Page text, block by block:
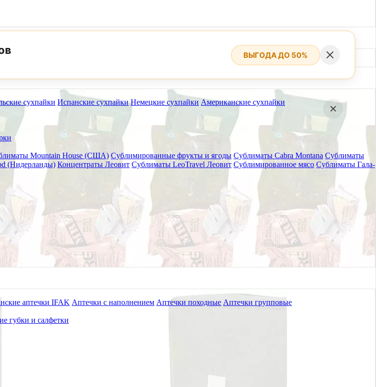
сухпайки Испанские сухпайки Немецкие сухпайки Американские сухпайки
Mountain House (США) Сублимированные фрукты и ягоды Сублиматы Cabra Montana Сублиматы
(Нидерланды) Концентраты Леовит Сублиматы LeoTravel Леовит Сублимированное мясо Сублиматы Гала-
аптечки IFAK Аптечки с наполнением Аптечки походные Аптечки групповые
губки и салфетки
8 (495) 782-73-32
ВЫГОДА ДО 50%
в субботу 8 и 15 августа.
10-13318-007, 591 мл